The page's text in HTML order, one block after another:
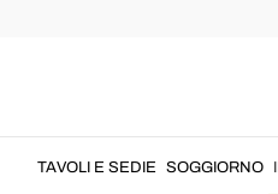
TAVOLI E SEDIE SOGGIORNO